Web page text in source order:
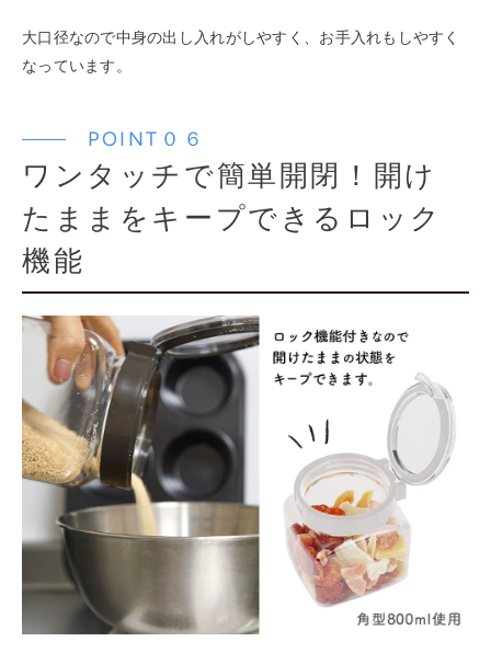
大口径なので中身の出し入れがしやすく、お手入れもしやすく
なっています。
POINT０６
ワンタッチで簡単開閉！開け
たままをキープできるロック
機能